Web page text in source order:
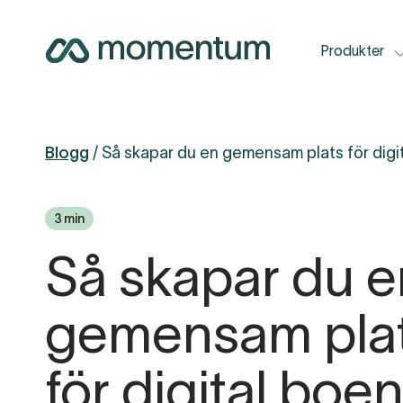
Produkter
Blogg Så skapar du en gemensam plats för
3 min
Så skapar du
gemensam
för digital